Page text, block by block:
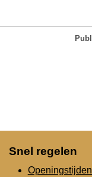
Snel regelen